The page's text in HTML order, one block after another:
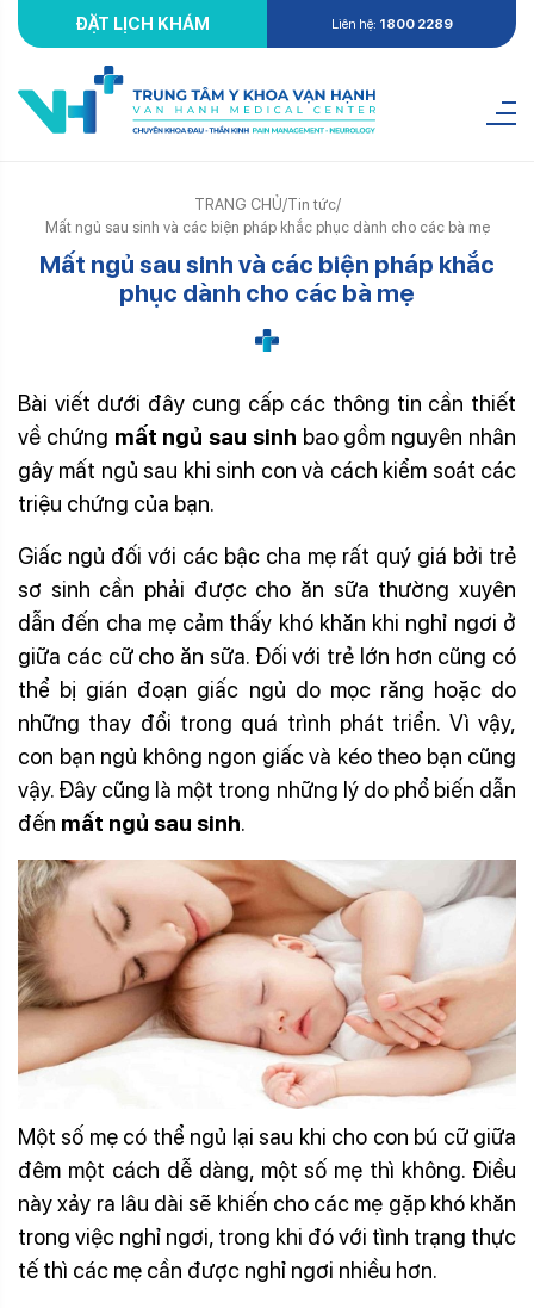
ĐẶT LỊCH KHÁM Liên hệ: 1800 2289
TRANG CHỦ/Tin tức/
Mất ngủ sau sinh và các biện pháp khắc phục dành cho các bà mẹ
Mất ngủ sau sinh và các biện pháp khắc
phục dành cho các bà mẹ
Bài viết dưới đây cung cấp các thông tin cần thiết
về chứng mất ngủ sau sinh bao gồm nguyên nhân
gây mất ngủ sau khi sinh con và cách kiểm soát các
triệu chứng của bạn.
Giấc ngủ đối với các bậc cha mẹ rất quý giá bởi trẻ
sơ sinh cần phải được cho ăn sữa thường xuyên
dẫn đến cha mẹ cảm thấy khó khăn khi nghỉ ngơi ở
giữa các cữ cho ăn sữa. Đối với trẻ lớn hơn cũng có
thể bị gián đoạn giấc ngủ do mọc răng hoặc do
những thay đổi trong quá trình phát triển. Vì vậy,
con bạn ngủ không ngon giấc và kéo theo bạn cũng
vậy. Đây cũng là một trong những lý do phổ biến dẫn
đến mất ngủ sau sinh.
Một số mẹ có thể ngủ lại sau khi cho con bú cữ giữa
đêm một cách dễ dàng, một số mẹ thì không. Điều
này xảy ra lâu dài sẽ khiến cho các mẹ gặp khó khăn
trong việc nghỉ ngơi, trong khi đó với tình trạng thực
tế thì các mẹ cần được nghỉ ngơi nhiều hơn.